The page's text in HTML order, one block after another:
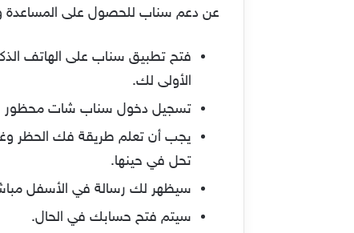
عن دعم سناب للحصول على المساعدة
الأولى لك.
تسجيل دخول سناب شات محظور
يجب أن تعلم طريقة فك الحظر
تحل في حينها.
سيظهر لك رسالة في الأسفل مباشر
سيتم فتح حسابك في الحال.